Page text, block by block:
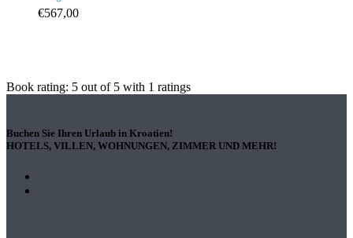
€567,00
Book rating: 5 out of 5 with 1 ratings
Buchen Sie Ihren Urlaub in Kroatien!
HOTELS, VILLEN, WOHNUNGEN, ZIMMER UND MEHR!